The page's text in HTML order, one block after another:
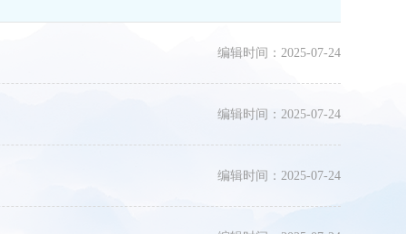
编辑时间：2025-07-24
编辑时间：2025-07-24
编辑时间：2025-07-24